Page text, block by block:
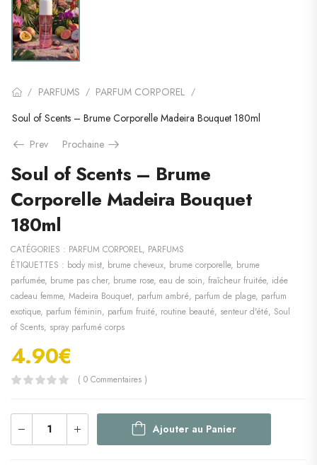
/ PARFUMS / PARFUM CORPOREL /
Soul of Scents – Brume Corporelle Madeira Bouquet 180ml
Prev
Prochaine
Soul of Scents – Brume
Corporelle Madeira Bouquet
180ml
CATÉGORIES : PARFUM CORPOREL, PARFUMS
ÉTIQUETTES : body mist, brume cheveux, brume corporelle, brume
parfumée, brume pas cher, brume rose, eau de soin, fraîcheur fruitée, idée
cadeau femme, Madeira Bouquet, parfum ambré, parfum de plage, parfum
exotique, parfum féminin, parfum fruité, routine beauté, senteur d'été, Soul
of Scents, spray parfumé corps
4.90€
( 0 Commentaires )
Ajouter au Panier